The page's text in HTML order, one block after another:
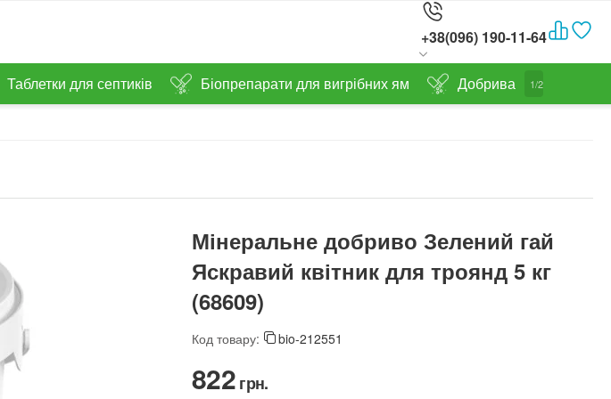
+38(096) 190-11-64
Таблетки для септиків Біопрепарати для вигрібних ям Добрива 1/2
Мінеральне добриво Зелений гай
Яскравий квітник для троянд 5 кг
(68609)
Код товару: bio-212551
‍822‍грн.